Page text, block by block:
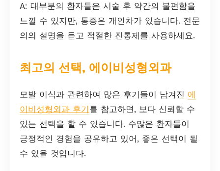
A: 대부분의 환자들은 시술 후 약간의 불편함을
느낄 수 있지만, 통증은 개인차가 있습니다. 전문
의의 설명을 듣고 적절한 진통제를 사용하세요.
최고의 선택, 에이비성형외과
모발 이식과 관련하여 많은 후기들이 남겨진 에
이비성형외과 후기를 참고하면, 보다 신뢰할 수
있는 선택을 할 수 있습니다. 수많은 환자들이
긍정적인 경험을 공유하고 있어, 좋은 선택이 될
수 있을 것입니다.